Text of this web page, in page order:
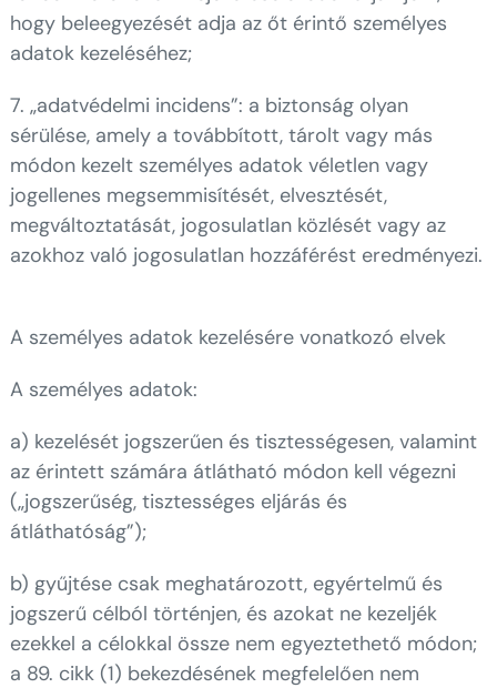
hogy beleegyezését adja az őt érintő személyes
adatok kezeléséhez;
7. „adatvédelmi incidens”: a biztonság olyan
sérülése, amely a továbbított, tárolt vagy más
módon kezelt személyes adatok véletlen vagy
jogellenes megsemmisítését, elvesztését,
megváltoztatását, jogosulatlan közlését vagy az
azokhoz való jogosulatlan hozzáférést eredményezi.
A személyes adatok kezelésére vonatkozó elvek
A személyes adatok:
a) kezelését jogszerűen és tisztességesen, valamint
az érintett számára átlátható módon kell végezni
(„jogszerűség, tisztességes eljárás és
átláthatóság”);
b) gyűjtése csak meghatározott, egyértelmű és
jogszerű célból történjen, és azokat ne kezeljék
ezekkel a célokkal össze nem egyeztethető módon;
a 89. cikk (1) bekezdésének megfelelően nem